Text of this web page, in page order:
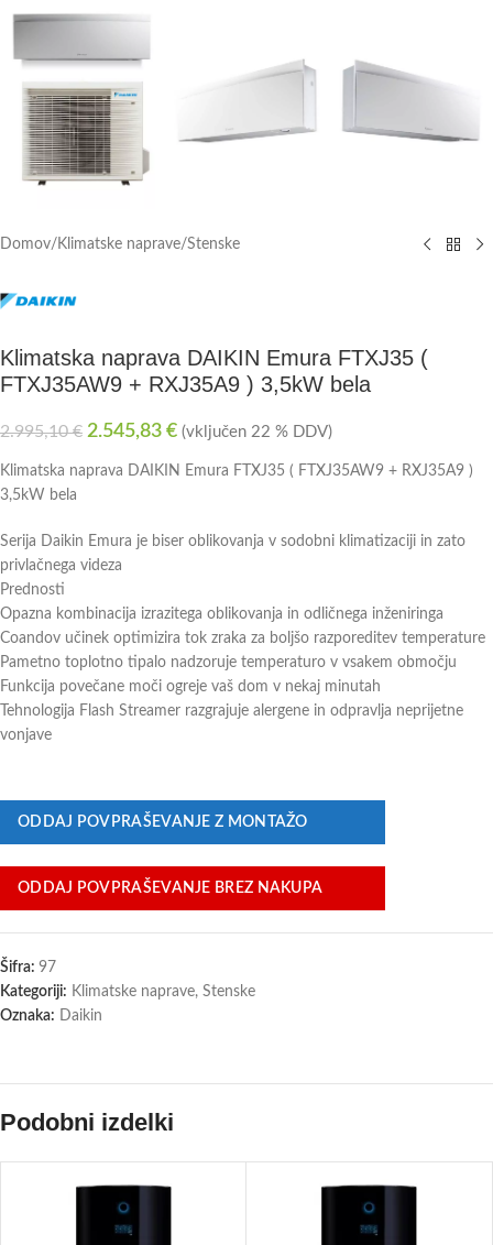
Domov/ Klimatske naprave/Stenske
Klimatska naprava DAIKIN Emura FTXJ35 (
FTXJ35AW9 + RXJ35A9 ) 3,5kW bela
2.995,10€ 2.545,83 € (vključen 22 % DDV)
Klimatska naprava DAIKIN Emura FTXJ35 ( FTXJ35AW9 + RXJ35A9 )
3,5kW bela
Serija Daikin Emura je biser oblikovanja v sodobni klimatizaciji in zato
privlačnega videza
Prednosti
Opazna kombinacija izrazitega oblikovanja in odličnega inženiringa
Coandov učinek optimizira tok zraka za boljšo razporeditev temperature
Pametno toplotno tipalo nadzoruje temperaturo v vsakem območju
Funkcija povečane moči ogreje vaš dom v nekaj minutah
Tehnologija Flash Streamer razgrajuje alergene in odpravlja neprijetne
vonjave
ODDAJ POVPRAŠEVANJE Z MONTAŽO
ODDAJ POVPRAŠEVANJE BREZ NAKUPA
Šifra: 97
Kategoriji: Klimatske naprave, Stenske
Oznaka: Daikin
Podobni izdelki